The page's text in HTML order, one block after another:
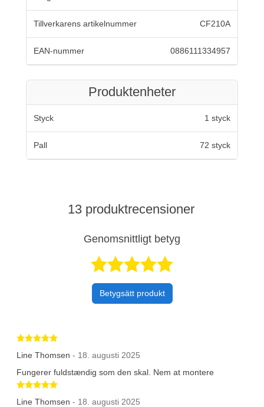
Tillverkarens artikelnummer CF210A
EAN-nummer 0886111334957
Produktenheter
Styck 1 styck
Pall 72 styck
13 produktrecensioner
Genomsnittligt betyg
Betygsatt 5 av
Betygsätt produkt
Betygsatt 5 av 5 stjärnor
Line Thomsen - 18. augusti 2025
Fungerer fuldstændig som den skal. Nem at montere
Betygsatt 5 av 5 stjärnor
Line Thomsen - 18. augusti 2025